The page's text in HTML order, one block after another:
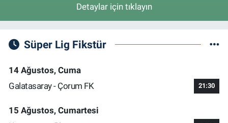
Detaylar için tıklayın
Süper Lig Fikstür
14 Ağustos, Cuma
Galatasaray - Çorum FK
21:30
15 Ağustos, Cumartesi